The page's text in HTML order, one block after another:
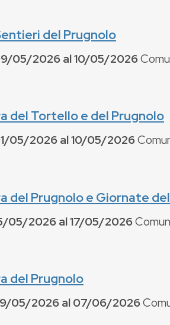
del Prugnolo
05/2026al10/05/2026
del Tortello e del Prugnolo
05/2026al10/05/2026
del Prugnolo e Giornate
05/2026al17/05/2026
del Prugnolo
05/2026al07/06/2026